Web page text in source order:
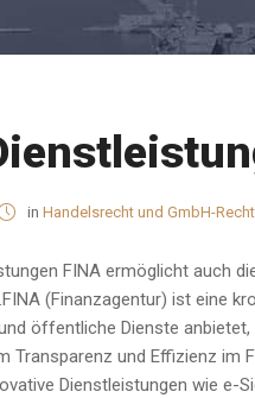
in Handelsrecht und GmbH-Recht
FINA ermöglicht auch
(Finanzagentur) ist eine
öffentliche Dienste
Transparenz und Effizienz
Dienstleistungen wie e-